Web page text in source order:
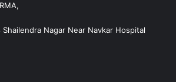
Nagar Near Navkar Hospital